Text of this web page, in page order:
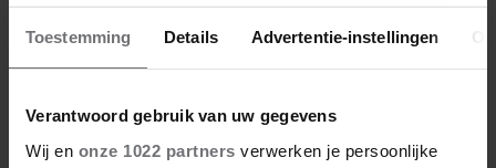
Toestemming Details Advertentie-instellingen
Verantwoord gebruik van uw gegevens
Wij en onze 1022 partners verwerken je persoonlijke
DIE ENE KEER DAT HET